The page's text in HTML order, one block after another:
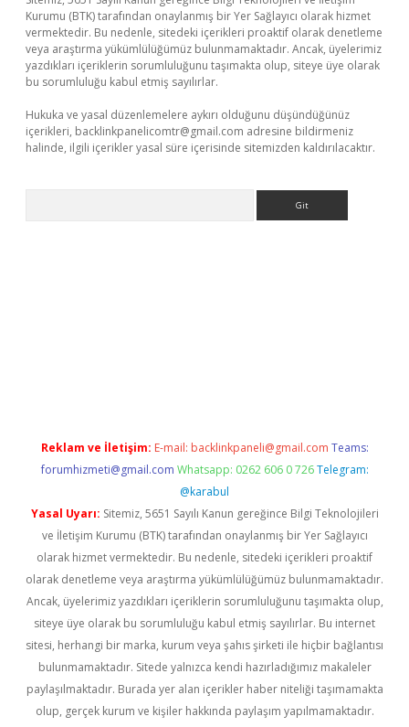
Kurumu (BTK) tarafından onaylanmış bir Yer Sağlayıcı olarak hizmet
vermektedir. Bu nedenle, sitedeki içerikleri proaktif olarak denetleme
veya araştırma yükümlülüğümüz bulunmamaktadır. Ancak, üyelerimiz
yazdıkları içeriklerin sorumluluğunu taşımakta olup, siteye üye olarak
bu sorumluluğu kabul etmiş sayılırlar.
Hukuka ve yasal düzenlemelere aykırı olduğunu düşündüğünüz
içerikleri, backlinkpanelicomtr@gmail.com adresine bildirmeniz
halinde, ilgili içerikler yasal süre içerisinde sitemizden kaldırılacaktır.
Reklam ve İletişim: E-mail: backlinkpaneli@gmail.com Teams:
forumhizmeti@gmail.com Whatsapp: 0262 606 0 726 Telegram:
@karabul
Yasal Uyarı: Sitemiz, 5651 Sayılı Kanun gereğince Bilgi Teknolojileri
ve İletişim Kurumu (BTK) tarafından onaylanmış bir Yer Sağlayıcı
olarak hizmet vermektedir. Bu nedenle, sitedeki içerikleri proaktif
olarak denetleme veya araştırma yükümlülüğümüz bulunmamaktadır.
Ancak, üyelerimiz yazdıkları içeriklerin sorumluluğunu taşımakta olup,
siteye üye olarak bu sorumluluğu kabul etmiş sayılırlar. Bu internet
sitesi, herhangi bir marka, kurum veya şahıs şirketi ile hiçbir bağlantısı
bulunmamaktadır. Sitede yalnızca kendi hazırladığımız makaleler
paylaşılmaktadır. Burada yer alan içerikler haber niteliği taşımamakta
olup, gerçek kurum ve kişiler hakkında paylaşım yapılmamaktadır.